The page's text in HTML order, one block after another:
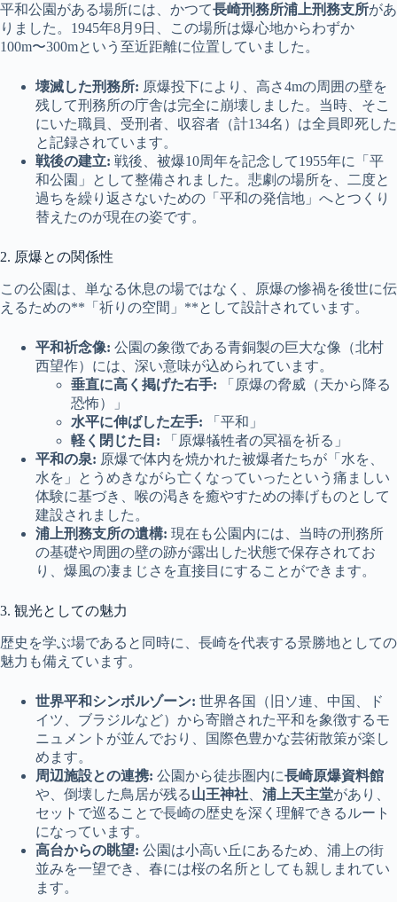
平和公園がある場所には、かつて長崎刑務所浦上刑務支所があ
りました。1945年8月9日、この場所は爆心地からわずか
100m〜300mという至近距離に位置していました。
壊滅した刑務所: 原爆投下により、高さ4mの周囲の壁を
残して刑務所の庁舎は完全に崩壊しました。当時、そこ
にいた職員、受刑者、収容者（計134名）は全員即死した
と記録されています。
戦後の建立: 戦後、被爆10周年を記念して1955年に「平
和公園」として整備されました。悲劇の場所を、二度と
過ちを繰り返さないための「平和の発信地」へとつくり
替えたのが現在の姿です。
2. 原爆との関係性
この公園は、単なる休息の場ではなく、原爆の惨禍を後世に伝
えるための**「祈りの空間」**として設計されています。
平和祈念像: 公園の象徴である青銅製の巨大な像（北村
西望作）には、深い意味が込められています。
垂直に高く掲げた右手: 「原爆の脅威（天から降る
恐怖）」
水平に伸ばした左手: 「平和」
軽く閉じた目: 「原爆犠牲者の冥福を祈る」
平和の泉: 原爆で体内を焼かれた被爆者たちが「水を、
水を」とうめきながら亡くなっていったという痛ましい
体験に基づき、喉の渇きを癒やすための捧げものとして
建設されました。
浦上刑務支所の遺構: 現在も公園内には、当時の刑務所
の基礎や周囲の壁の跡が露出した状態で保存されてお
り、爆風の凄まじさを直接目にすることができます。
3. 観光としての魅力
歴史を学ぶ場であると同時に、長崎を代表する景勝地としての
魅力も備えています。
世界平和シンボルゾーン: 世界各国（旧ソ連、中国、ド
イツ、ブラジルなど）から寄贈された平和を象徴するモ
ニュメントが並んでおり、国際色豊かな芸術散策が楽し
めます。
周辺施設との連携: 公園から徒歩圏内に長崎原爆資料館
や、倒壊した鳥居が残る山王神社 浦上天主堂があり、
セットで巡ることで長崎の歴史を深く理解できるルート
になっています。
高台からの眺望: 公園は小高い丘にあるため、浦上の街
並みを一望でき、春には桜の名所としても親しまれてい
ます。